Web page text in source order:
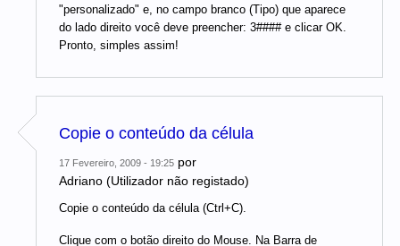
"personalizado" e, no campo branco (Tipo) que aparece
do lado direito você deve preencher: 3#### e clicar OK.
Pronto, simples assim!
Copie o conteúdo da célula
17 Fevereiro, 2009 - 19:25 por
Adriano (Utilizador não registado)
Copie o conteúdo da célula (Ctrl+C).
Clique com o botão direito do Mouse. Na Barra de